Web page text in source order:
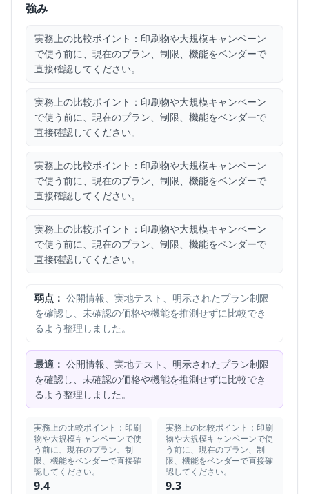
強み
実務上の比較ポイント：印刷物や大規模キャンペーン
で使う前に、現在のプラン、制限、機能をベンダーで
直接確認してください。
実務上の比較ポイント：印刷物や大規模キャンペーン
で使う前に、現在のプラン、制限、機能をベンダーで
直接確認してください。
実務上の比較ポイント：印刷物や大規模キャンペーン
で使う前に、現在のプラン、制限、機能をベンダーで
直接確認してください。
実務上の比較ポイント：印刷物や大規模キャンペーン
で使う前に、現在のプラン、制限、機能をベンダーで
直接確認してください。
弱点： 公開情報、実地テスト、明示されたプラン制限
を確認し、未確認の価格や機能を推測せずに比較でき
るよう整理しました。
最適： 公開情報、実地テスト、明示されたプラン制限
を確認し、未確認の価格や機能を推測せずに比較でき
るよう整理しました。
実務上の比較ポイント：印刷
物や大規模キャンペーンで使
う前に、現在のプラン、制
限、機能をベンダーで直接確
認してください。
9.4
実務上の比較ポイント：印刷
物や大規模キャンペーンで使
う前に、現在のプラン、制
限、機能をベンダーで直接確
認してください。
9.3